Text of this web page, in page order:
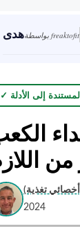
هدى بواسطة freaktofit
✓ المستندة إلى الأدلة
من
2024